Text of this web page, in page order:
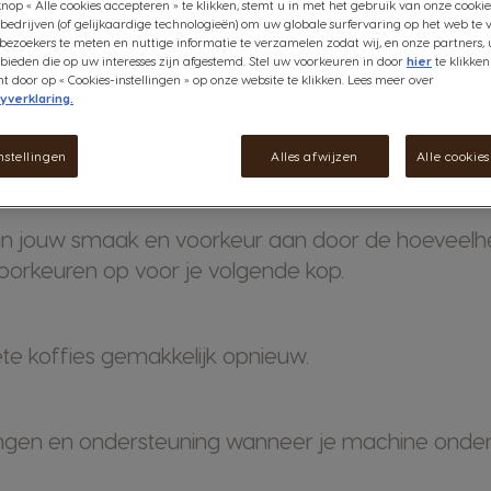
voordelen door lid te worden van ons
jouw smaak en voorkeur aan door de
op voor je volgende kop.
koffies gemakkelijk opnieuw.
en ondersteuning wanneer je machine
« Alle cookies accepteren » te klikken, stemt u in met het gebruik van onze
(of gelijkaardige technologieën) om uw globale surfervaring op het web te
te meten en nuttige informatie te verzamelen zodat wij, en onze partners,
die op uw interesses zijn afgestemd. Stel uw voorkeuren in door hier te
door op « Cookies-instellingen » op onze website te klikken. Lees meer over
Alles afwijzen Alle